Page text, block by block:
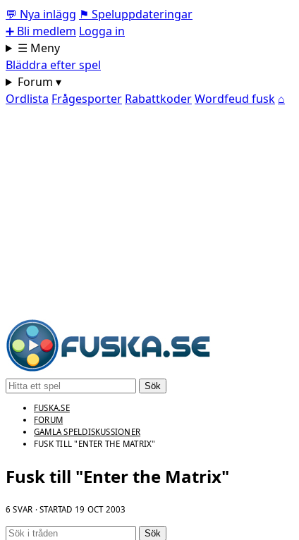
💬 Nya inlägg ⚑ Speluppdateringar
➕ Bli medlem Logga in
☰ Meny
Bläddra efter spel
Forum ▾
Ordlista Frågesporter RabattkoderWordfeud fusk ⌂
Sök
FUSKA.SE
FORUM
GAMLA SPELDISKUSSIONER
FUSK TILL "ENTER THE MATRIX"
Fusk till "Enter the Matrix"
6 SVAR · STARTAD 19 OCT 2003
Sök